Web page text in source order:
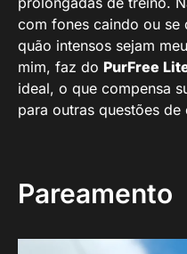
com fones caindo ou se
quão intensos sejam
mim, faz do PurFree
ideal, o que compensa
para outras questões de
Pareamento